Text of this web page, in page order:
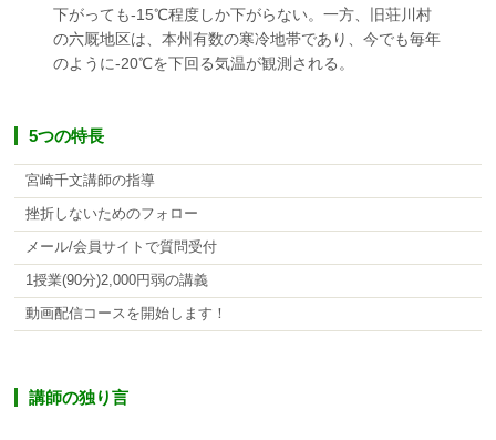
下がっても-15℃程度しか下がらない。一方、旧荘川村
の六厩地区は、本州有数の寒冷地帯であり、今でも毎年
のように-20℃を下回る気温が観測される。
5つの特長
宮崎千文講師の指導
挫折しないためのフォロー
メール/会員サイトで質問受付
1授業(90分)2,000円弱の講義
動画配信コースを開始します！
講師の独り言